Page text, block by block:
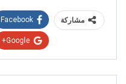
مشاركة Facebook
Google+